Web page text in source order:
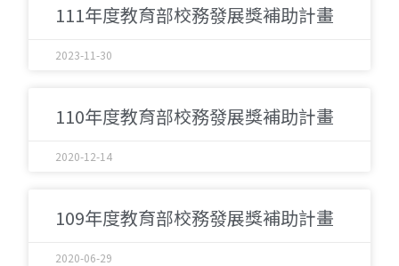
111年度教育部校務發展獎補助計畫
2023-11-30
110年度教育部校務發展獎補助計畫
2020-12-14
109年度教育部校務發展獎補助計畫
2020-06-29